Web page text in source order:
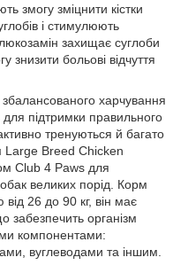
змогу зміцнити кістки
і стимулюють
захищає суглоби
знизити больові відчуття
харчування
підтримки правильного
тренуються й багато
Large Breed Chicken
Club 4 Paws для
великих порід. Корм
26 до 90 кг, він має
забезпечить організм
компонентами:
вуглеводами та іншим.